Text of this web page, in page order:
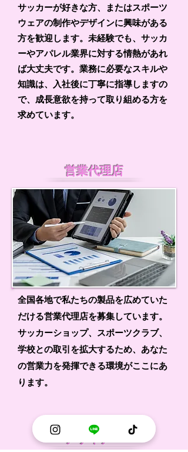
サッカーが好きな方、またはスポーツ
ウェアの制作やデザインに興味がある
方を歓迎します。未経験でも、サッカ
ーやアパレル業界に対する情熱があれ
ば大丈夫です。業務に必要なスキルや
知識は、入社後に丁寧に指導しますの
で、成長意欲を持って取り組める方を
求めています。
営業代理店
全国各地で私たちの製品を広めていた
だける営業代理店を募集しています。
サッカーショップ、スポーツクラブ、
学校との取引を拡大するため、あなた
の営業力を発揮できる環境がここにあ
ります。
デザイナー